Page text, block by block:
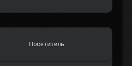
Посетитель